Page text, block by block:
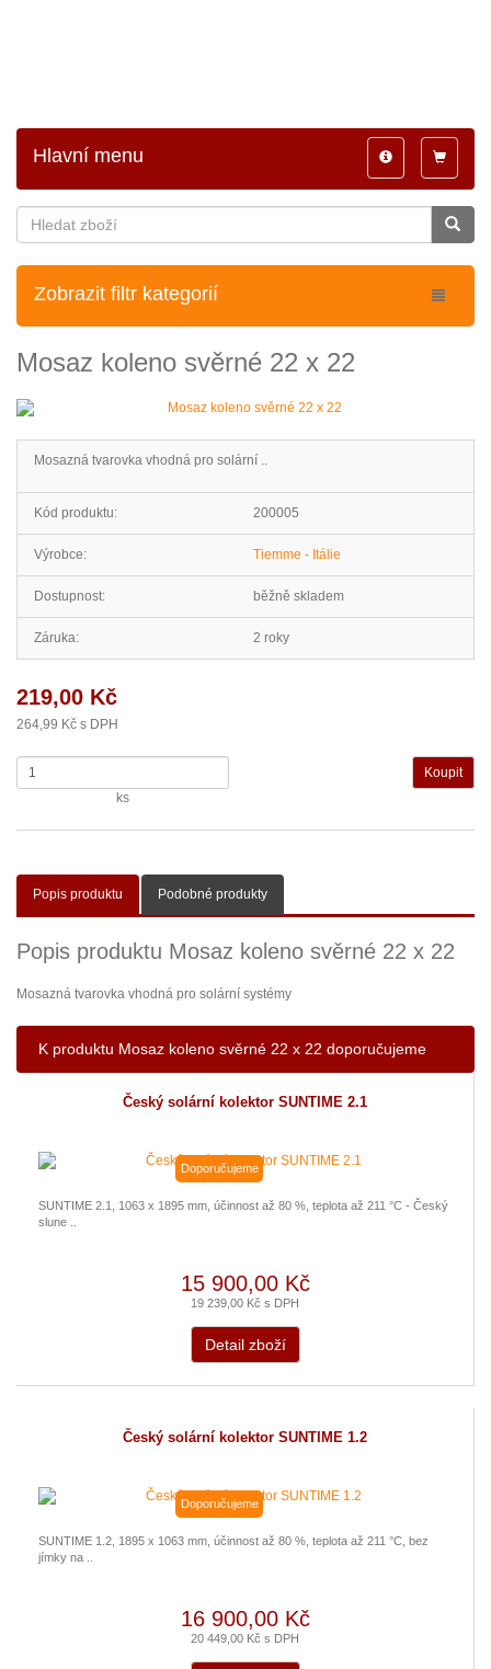
Toggle
Toggle
navigation
Hlavní menu
Zobrazit filtr kategorií
Mosaz koleno svěrné 22 x 22
Mosazná tvarovka vhodná pro solární ..
Kód produktu: 200005
Výrobce: Tiemme - Itálie
Dostupnost: běžně skladem
Záruka: 2 roky
219,00 Kč
264,99 Kč s DPH
ks
Popis produktu Podobné produkty
Popis produktu Mosaz koleno svěrné 22 x 22
Mosazná tvarovka vhodná pro solární systémy
K produktu Mosaz koleno svěrné 22 x 22 doporučujeme
Český solární kolektor SUNTIME 2.1
Doporučujeme
SUNTIME 2.1, 1063 x 1895 mm, účinnost až 80 %, teplota až 211 °C - Český
slune ..
15 900,00 Kč
19 239,00 Kč s DPH
Detail zboží
Český solární kolektor SUNTIME 1.2
Doporučujeme
SUNTIME 1.2, 1895 x 1063 mm, účinnost až 80 %, teplota až 211 °C, bez
jímky na ..
16 900,00 Kč
20 449,00 Kč s DPH